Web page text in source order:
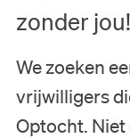
zonder jou!
We zoeken
vrijwilligers
Optocht. Niet